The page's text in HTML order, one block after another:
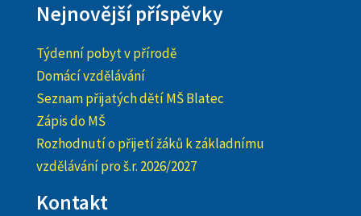
Nejnovější příspěvky
Týdenní pobyt v přírodě
Domácí vzdělávání
Seznam přijatých dětí MŠ Blatec
Zápis do MŠ
Rozhodnutí o přijetí žáků k základnímu
vzdělávání pro š.r. 2026/2027
Kontakt